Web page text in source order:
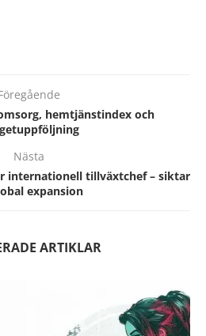
hemtjänstindex och
Nästa
internationell tillväxtchef – siktar
expansion
ARTIKLAR